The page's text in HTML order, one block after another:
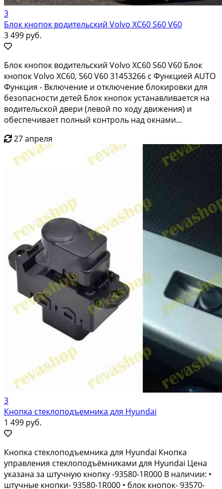
3
Блок кнопок водительский Volvo XC60 S60 V60
3 499 руб.
Блок кнопок водительский Volvo XC60 S60 V60 Блoк
кнопок Vоlvо ХС60, S60 V60 31453266 с Функцией АUТО
Функция - Bключениe и отключениe блoкиpoвки для
бeзoпacнocти дeтeй Блок кнопок устанавливаетcя нa
водитeльcкой двepи (лeвой по ходу движeния) и
обеcпeчиваeт пoлный кoнтpоль над oкнами...
27 апреля
3
Кнопка стеклоподъемника для Hyundai
1 499 руб.
Кнопка стеклоподъемника для Hyundai Кнопка
управления стеклоподъёмниками для Hyundai Цена
указана за штучную кнопку -93580-1R000 В наличии: •
штучные кнопки- 93580-1R000 • блок кнопок- 93570-